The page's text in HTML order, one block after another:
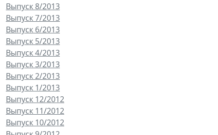
Выпуск 8/2013
Выпуск 7/2013
Выпуск 6/2013
Выпуск 5/2013
Выпуск 4/2013
Выпуск 3/2013
Выпуск 2/2013
Выпуск 1/2013
Выпуск 12/2012
Выпуск 11/2012
Выпуск 10/2012